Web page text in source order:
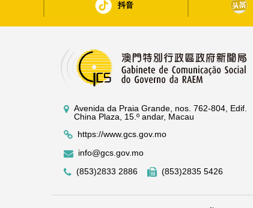
抖音
Avenida da Praia Grande, nos. 762-804, Edif.
China Plaza, 15.º andar, Macau
https://www.gcs.gov.mo
info@gcs.gov.mo
(853)2833 2886
(853)2835 5426